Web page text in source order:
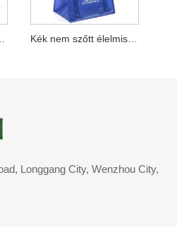
Longgang City, Wenzhou City,